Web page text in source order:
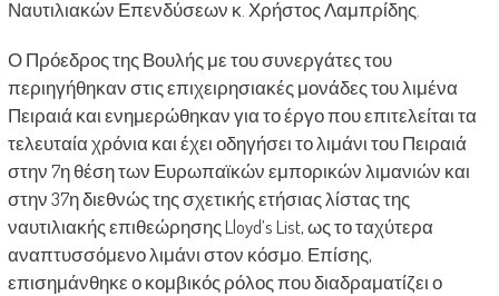
Ναυτιλιακών Επενδύσεων κ. Χρήστος Λαμπρίδης.
Ο Πρόεδρος της Βουλής με του συνεργάτες του
περιηγήθηκαν στις επιχειρησιακές μονάδες του λιμένα
Πειραιά και ενημερώθηκαν για το έργο που επιτελείται τα
τελευταία χρόνια και έχει οδηγήσει το λιμάνι του Πειραιά
στην 7η θέση των Ευρωπαϊκών εμπορικών λιμανιών και
στην 37η διεθνώς της σχετικής ετήσιας λίστας της
ναυτιλιακής επιθεώρησης Lloyd’s List, ως το ταχύτερα
αναπτυσσόμενο λιμάνι στον κόσμο. Επίσης,
επισημάνθηκε ο κομβικός ρόλος που διαδραματίζει ο